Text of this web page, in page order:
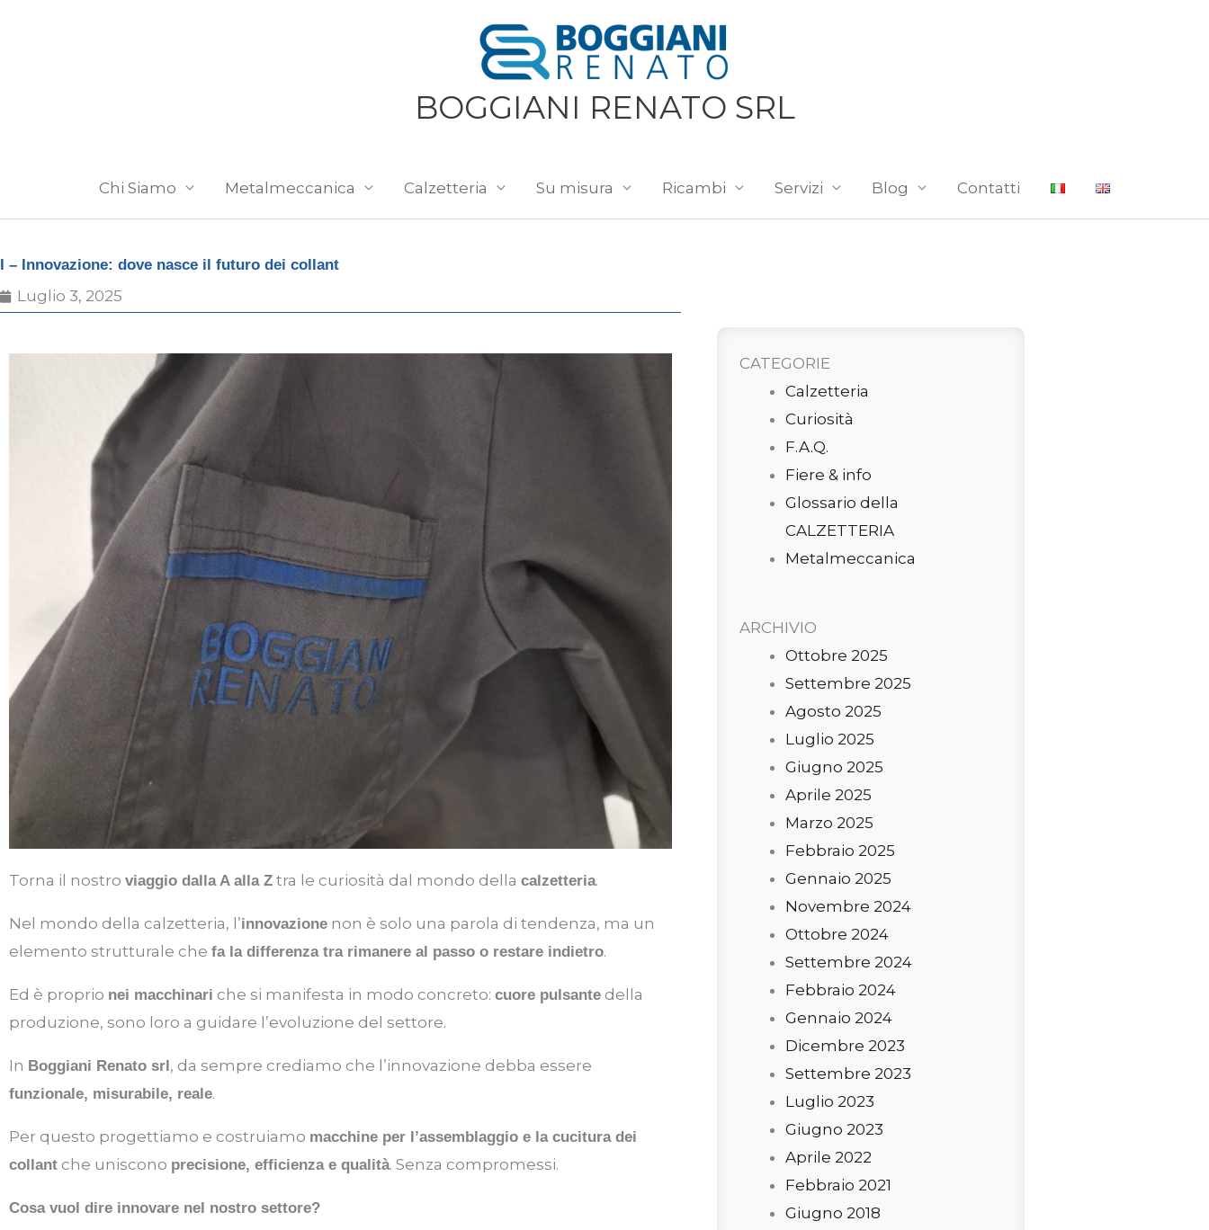
BOGGIANI RENATO SRL
Chi Siamo Metalmeccanica Calzetteria Su misura Ricambi Servizi Blog Contatti
I – Innovazione: dove nasce il futuro dei collant
Luglio 3, 2025
Torna il nostro viaggio dalla A alla Z tra le curiosità dal mondo della calzetteria.
Nel mondo della calzetteria, l’innovazione non è solo una parola di tendenza, ma un
elemento strutturale che fa la differenza tra rimanere al passo o restare indietro.
Ed è proprio nei macchinari che si manifesta in modo concreto: cuore pulsante della
produzione, sono loro a guidare l’evoluzione del settore.
In Boggiani Renato srl , da sempre crediamo che l’innovazione debba essere
funzionale, misurabile, reale.
Per questo progettiamo e costruiamo macchine per l ’assemblaggio e la cucitura dei
collant che uniscono precisione, efficienza e qualità. Senza compromessi.
Cosa vuol dire innovare nel nostro settore?
CATEGORIE
Calzetteria
Curiosità
F.A.Q.
Fiere & info
Glossario della
CALZETTERIA
Metalmeccanica
ARCHIVIO
Ottobre 2025
Settembre 2025
Agosto 2025
Luglio 2025
Giugno 2025
Aprile 2025
Marzo 2025
Febbraio 2025
Gennaio 2025
Novembre 2024
Ottobre 2024
Settembre 2024
Febbraio 2024
Gennaio 2024
Dicembre 2023
Settembre 2023
Luglio 2023
Giugno 2023
Aprile 2022
Febbraio 2021
Giugno 2018